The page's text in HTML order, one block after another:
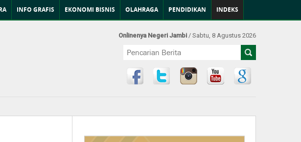
INFO GRAFIS EKONOMI BISNIS OLAHRAGA PENDIDIKAN INDEKS
Onlinenya Negeri Jambi / Sabtu, 8 Agustus 2026